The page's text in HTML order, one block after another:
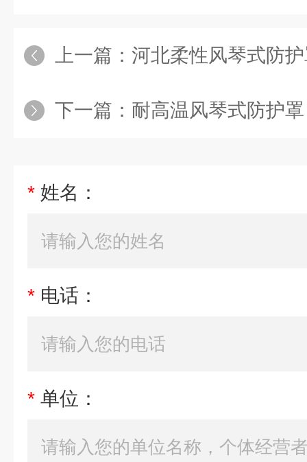
上一篇： 河北柔性风琴式防
下一篇： 耐高温风琴式防护罩
* 姓名：
* 电话：
* 单位：